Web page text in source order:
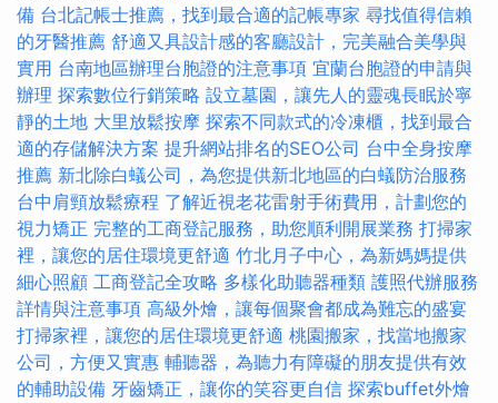
備 台北記帳士推薦，找到最合適的記帳專家 尋找值得信賴
的牙醫推薦 舒適又具設計感的客廳設計，完美融合美學與
實用 台南地區辦理台胞證的注意事項 宜蘭台胞證的申請與
辦理 探索數位行銷策略 設立墓園，讓先人的靈魂長眠於寧
靜的土地 大里放鬆按摩 探索不同款式的冷凍櫃，找到最合
適的存儲解決方案 提升網站排名的SEO公司 台中全身按摩
推薦 新北除白蟻公司，為您提供新北地區的白蟻防治服務
台中肩頸放鬆療程 了解近視老花雷射手術費用，計劃您的
視力矯正 完整的工商登記服務，助您順利開展業務 打掃家
裡，讓您的居住環境更舒適 竹北月子中心，為新媽媽提供
細心照顧 工商登記全攻略 多樣化助聽器種類 護照代辦服務
詳情與注意事項 高級外燴，讓每個聚會都成為難忘的盛宴
打掃家裡，讓您的居住環境更舒適 桃園搬家，找當地搬家
公司，方便又實惠 輔聽器，為聽力有障礙的朋友提供有效
的輔助設備 牙齒矯正，讓你的笑容更自信 探索buffet外燴